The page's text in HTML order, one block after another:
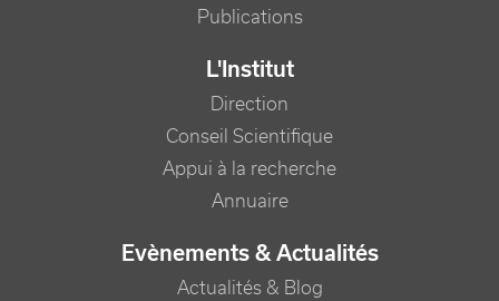
Publications
L'Institut
Direction
Conseil Scientifique
Appui à la recherche
Annuaire
Evènements & Actualités
Actualités & Blog